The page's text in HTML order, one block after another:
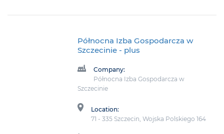
Północna Izba Gospodarcza w
Szczecinie - plus
Company:
Północna Izba Gospodarcza w
Szczecinie
Location:
71 - 335 Szczecin, Wojska Polskiego 164